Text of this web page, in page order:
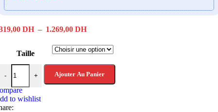
DH – 1.269,00 DHPlage
prix :
319,00 DH
à
1.269,00 DH
Taille
-
de Insta360 perche invisible 2 en 1 & trépied
+ Ajouter Au Panier
to wishlist